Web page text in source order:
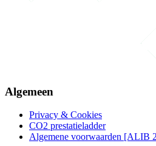
Algemeen
Privacy & Cookies
CO2 prestatieladder
Algemene voorwaarden [ALIB